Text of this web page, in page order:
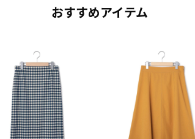
おすすめアイテム